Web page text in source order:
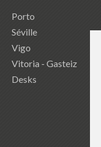
Porto
Séville
Vigo
Vitoria - Gasteiz
Desks